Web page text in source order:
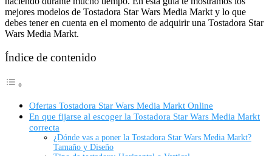
mejores modelos de Tostadora Star Wars Media Markt y lo que
debes tener en cuenta en el momento de adquirir una Tostadora Star
Wars Media Markt.
Índice de contenido
Ofertas Tostadora Star Wars Media Markt Online
En que fijarse al escoger la Tostadora Star Wars Media Markt
correcta
¿Dónde vas a poner la Tostadora Star Wars Media Markt?
Tamaño y Diseño